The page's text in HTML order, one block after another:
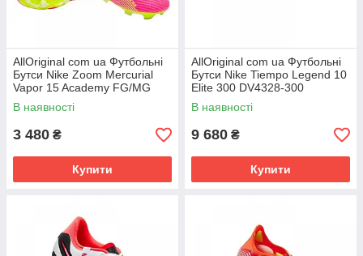
AllOriginal com ua Футбольні
Бутси Nike Zoom Mercurial
Vapor 15 Academy FG/MG
Dj5631-605 (Оригінал)
РОЗМІРИ
В наявності
3 480 ₴
Купити
AllOriginal com ua Футбольні
Бутси Nike Tiempo Legend 10
Elite 300 DV4328-300
(Оригінал) РОЗМІРИ
ЗАПИТУЙТЕ
В наявності
9 680 ₴
Купити